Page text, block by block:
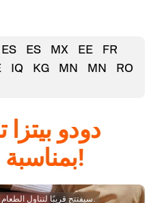
ES ES MX EE
FR
IQ KG MN MN
RO
دودو بيتزا
بمناسبة الافتتاح في بالي!